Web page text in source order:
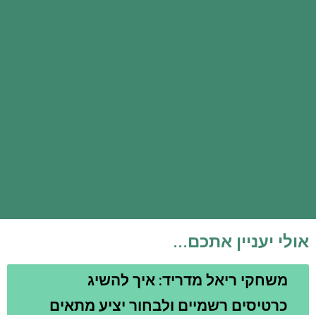
אולי יעניין אתכם...
משחקי ריאל מדריד: איך להשיג
כרטיסים רשמיים ולבחור יציע מתאים